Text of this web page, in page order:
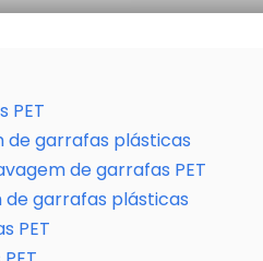
PET
de garrafas plásticas
de garrafas PET
garrafas plásticas
PET